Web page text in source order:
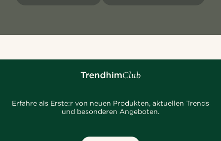
Erfahre als Erste:r von neuen Produkten, aktuellen Trends
und besonderen Angeboten.